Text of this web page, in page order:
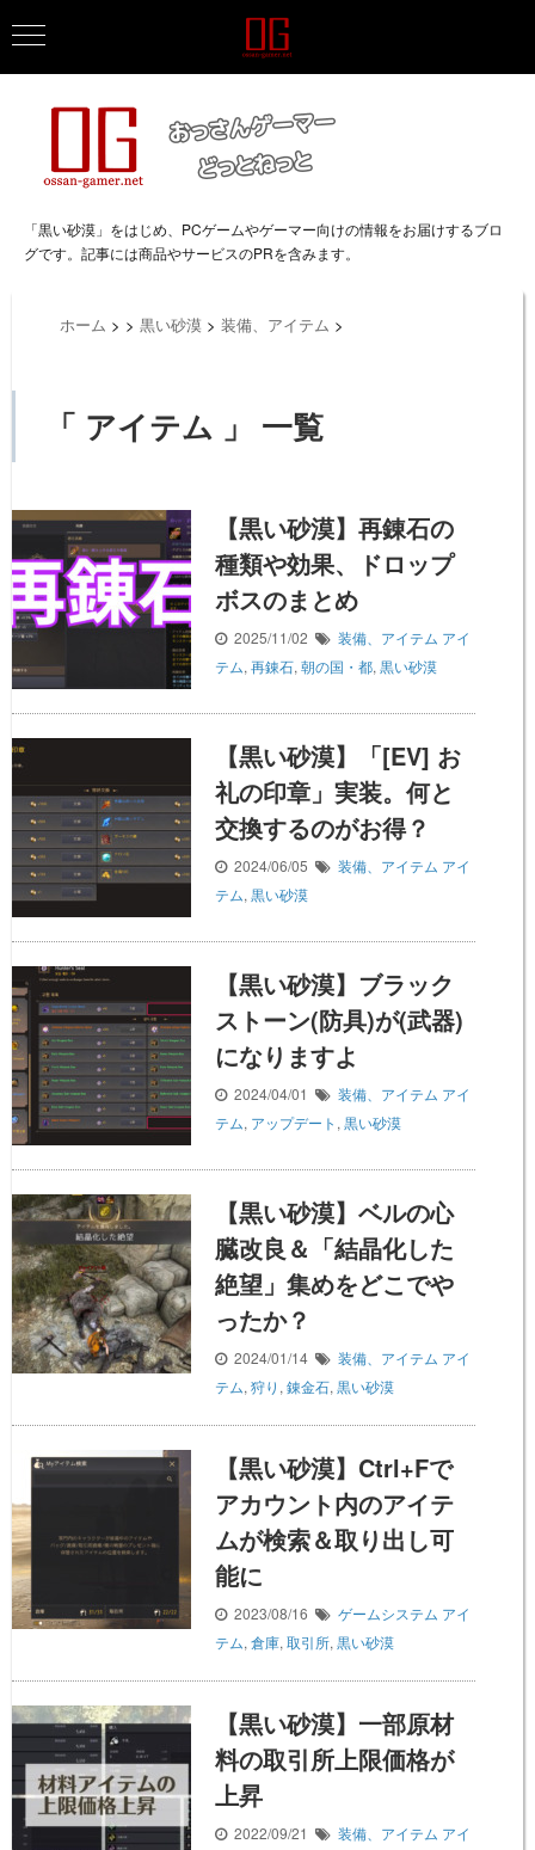
「黒い砂漠」をはじめ、PCゲームやゲーマー向けの情報をお届けするブロ
グです。記事には商品やサービスのPRを含みます。
ホーム > > 黒い砂漠 > 装備、アイテム >
「 アイテム 」 一覧
【黒い砂漠】再錬石の
種類や効果、ドロップ
ボスのまとめ
2025/11/02 装備、アイテム アイ
テム, 再錬石, 朝の国・都, 黒い砂漠
【黒い砂漠】「[EV] お
礼の印章」実装。何と
交換するのがお得？
2024/06/05 装備、アイテム アイ
テム, 黒い砂漠
【黒い砂漠】ブラック
ストーン(防具)が(武器)
になりますよ
2024/04/01 装備、アイテム アイ
テム, アップデート , 黒い砂漠
【黒い砂漠】ベルの心
臓改良＆「結晶化した
絶望」集めをどこでや
ったか？
2024/01/14 装備、アイテム アイ
テム, 狩り , 錬金石, 黒い砂漠
【黒い砂漠】Ctrl+Fで
アカウント内のアイテ
ムが検索＆取り出し可
能に
2023/08/16 ゲームシステム アイ
テム, 倉庫, 取引所, 黒い砂漠
【黒い砂漠】一部原材
料の取引所上限価格が
上昇
2022/09/21 装備、アイテム アイ